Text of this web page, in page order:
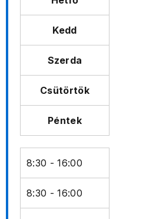
Kedd
Szerda
Csütörtök
Péntek
8:30 - 16:00
8:30 - 16:00